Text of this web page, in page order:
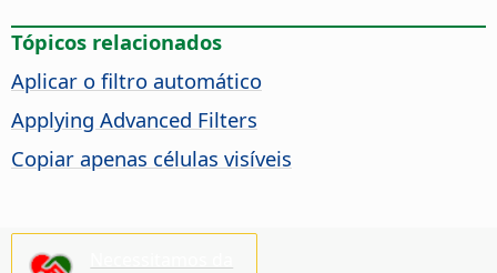
Tópicos relacionados
Aplicar o filtro automático
Applying Advanced Filters
Copiar apenas células visíveis